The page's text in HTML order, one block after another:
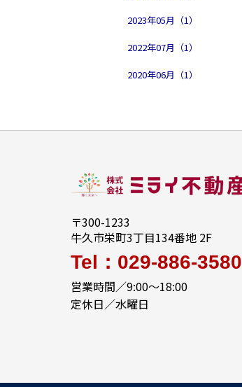
2023年05月（1）
2022年07月（1）
2020年06月（1）
〒300-1233
牛久市栄町3丁目134番地 2F
Tel：029-886-3580
営業時間／9:00～18:00
定休日／水曜日